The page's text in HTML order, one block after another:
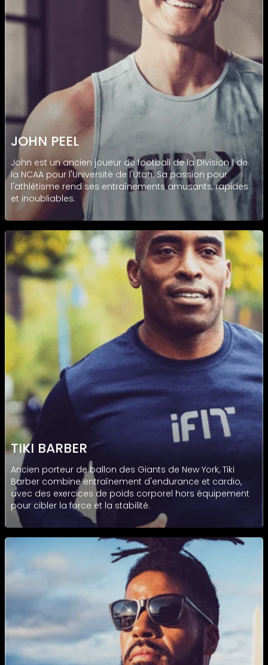
JOHN PEEL
John est un ancien joueur de football de la Division 1 de
la NCAA pour l'Université de l'Utah. Sa passion pour
l'athlétisme rend ses entraînements amusants, rapides
et inoubliables.
TIKI BARBER
Ancien porteur de ballon des Giants de New York, Tiki
Barber combine entraînement d'endurance et cardio,
avec des exercices de poids corporel hors équipement
pour cibler la force et la stabilité.